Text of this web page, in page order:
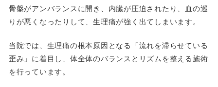
骨盤がアンバランスに開き、内臓が圧迫されたり、血の巡
りが悪くなったりして、生理痛が強く出てしまいます。
当院では、生理痛の根本原因となる「流れを滞らせている
歪み」に着目し、体全体のバランスとリズムを整える施術
を行っています。